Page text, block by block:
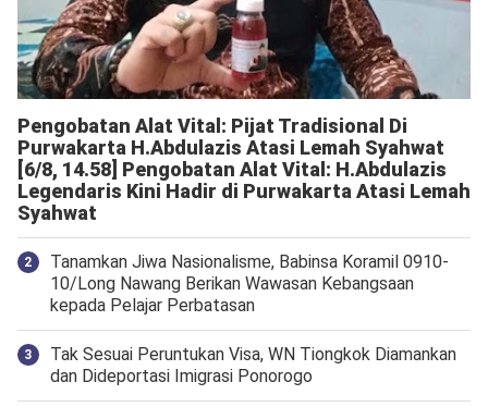
Pengobatan Alat Vital: Pijat Tradisional Di
Purwakarta H.Abdulazis Atasi Lemah Syahwat
[6/8, 14.58] Pengobatan Alat Vital: H.Abdulazis
Legendaris Kini Hadir di Purwakarta Atasi Lemah
Syahwat
Tanamkan Jiwa Nasionalisme, Babinsa Koramil 0910-
10/Long Nawang Berikan Wawasan Kebangsaan
kepada Pelajar Perbatasan
Tak Sesuai Peruntukan Visa, WN Tiongkok Diamankan
dan Dideportasi Imigrasi Ponorogo